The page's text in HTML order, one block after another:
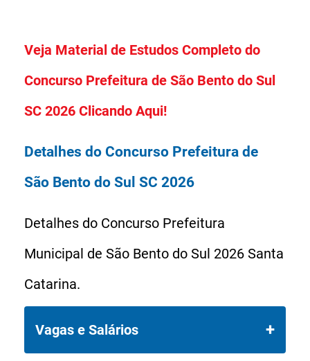
Veja Material de Estudos Completo do
Concurso Prefeitura de São Bento do Sul
SC 2026 Clicando Aqui!
Detalhes do Concurso Prefeitura de
São Bento do Sul SC 2026
Detalhes do Concurso Prefeitura
Municipal de São Bento do Sul 2026 Santa
Catarina.
Vagas e Salários